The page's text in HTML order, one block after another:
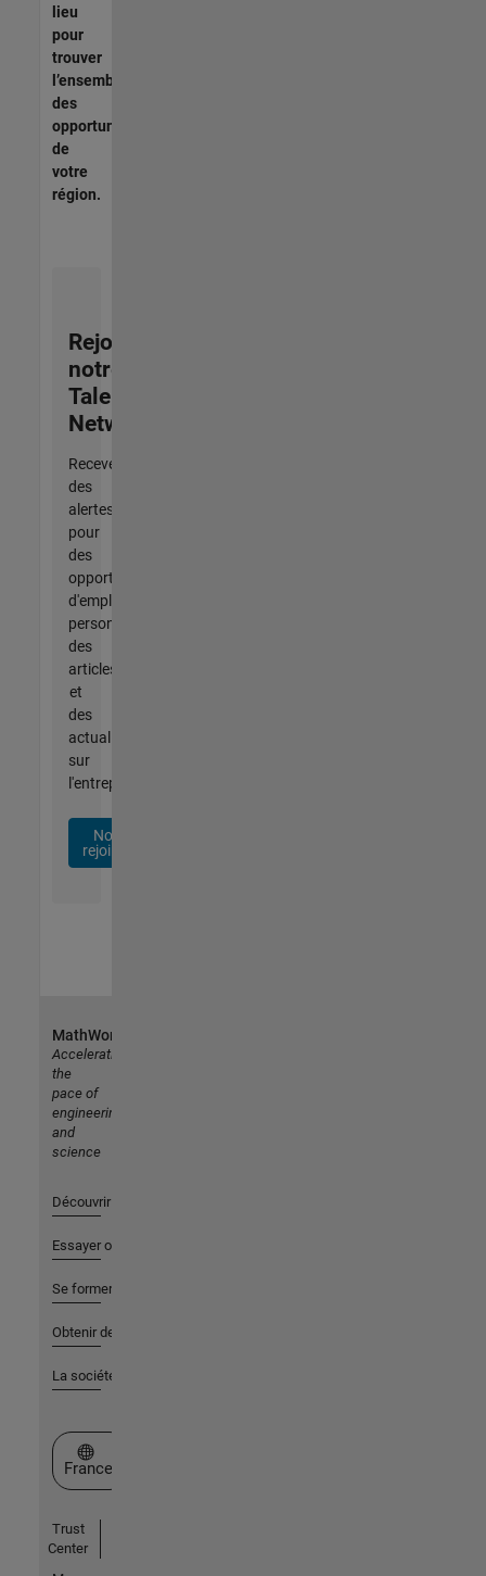
lieu
pour
trouver
l’ensemble
des
opportunités
de
votre
région.
Rejoignez
notre
Talent
Network
Recevez
des
alertes
pour
des
opportunités
d'emploi
personnalisées,
des
articles
et
des
actualités
sur
l'entreprise.
Nous
rejoindre
MathWorks
Accelerating
the
pace of
engineering
and
science
Découvrir les produits
Essayer ou acheter
Se former
Obtenir de l'aide
La société
Sélectionner un site web
France
Trust
Center